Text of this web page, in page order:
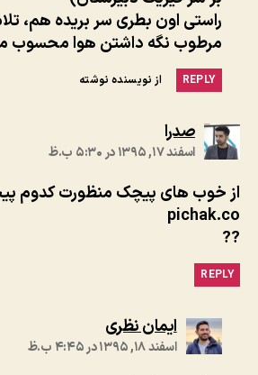
راستی اون بطری سر بریده هم،
مرطوب نگه داشتن هوا محسوب
REPLY از نویسنده نوشته
صدرا
:
اسفند ۱۷, ۱۳۹۵ در ۵:۳۰ ب.ظ
از خوب های پیچک منظورت کدوم
pichak.co
??
REPLY
ایمان نظری
اسفند ۱۸, ۱۳۹۵ در ۴:۴۵ ب.ظ